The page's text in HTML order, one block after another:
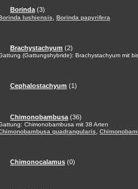
Borinda (3)
lushiensis Borinda papyrifera
Brachystachyum (2)
(Gattungshybride): Brachystachyum mit
Cephalostachyum (1)
Chimonobambusa (36)
Chimonobambusa mit 38 Arten
quadrangularis
Chimonocalamus (0)